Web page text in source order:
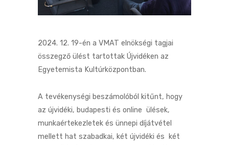
2024. 12. 19-én a VMAT elnökségi tagjai
összegző ülést tartottak Újvidéken az
Egyetemista Kultúrközpontban.
A tevékenységi beszámolóból kitűnt, hogy
az újvidéki, budapesti és online ülések,
munkaértekezletek és ünnepi díjátvétel
mellett hat szabadkai, két újvidéki és két